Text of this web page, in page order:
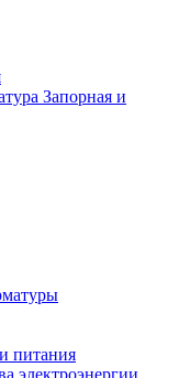
Запорная и
питания
электроэнергии